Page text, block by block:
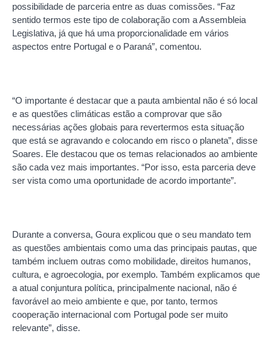
possibilidade de parceria entre as duas comissões. “Faz
sentido termos este tipo de colaboração com a Assembleia
Legislativa, já que há uma proporcionalidade em vários
aspectos entre Portugal e o Paraná”, comentou.
“O importante é destacar que a pauta ambiental não é só local
e as questões climáticas estão a comprovar que são
necessárias ações globais para revertermos esta situação
que está se agravando e colocando em risco o planeta”, disse
Soares. Ele destacou que os temas relacionados ao ambiente
são cada vez mais importantes. “Por isso, esta parceria deve
ser vista como uma oportunidade de acordo importante”.
Durante a conversa, Goura explicou que o seu mandato tem
as questões ambientais como uma das principais pautas, que
também incluem outras como mobilidade, direitos humanos,
cultura, e agroecologia, por exemplo. Também explicamos que
a atual conjuntura política, principalmente nacional, não é
favorável ao meio ambiente e que, por tanto, termos
cooperação internacional com Portugal pode ser muito
relevante”, disse.